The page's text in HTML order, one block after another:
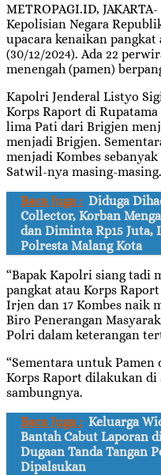
METROPAGI.ID,
Kepolisian Negara
upacara kenaikan
(30/12/2024). Ada 22
menengah (pamen)
Kapolri Jenderal Listyo
Korps Raport di
lima Pati dari Brigjen
menjadi Brigjen.
menjadi Kombes
Satwil-nya masing-masing.
Baca Juga : Diduga
Collector, Korban
dan Diminta Rp15 Juta,
Polresta Malang Kota
“Bapak Kapolri siang tadi
pangkat atau Korps
Irjen dan 17 Kombes naik
Biro Penerangan
Polri dalam keterangan
“Sementara untuk Pamen
Korps Raport dilakukan di
sambungnya.
Baca Juga : Keluarga
Bantah Cabut Laporan
Dugaan Tanda Tangan
Dipalsukan